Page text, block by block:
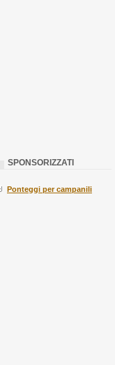
SPONSORIZZATI
Ponteggi per campanili